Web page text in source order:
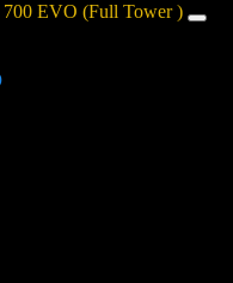
EVO (Full Tower )
Giá